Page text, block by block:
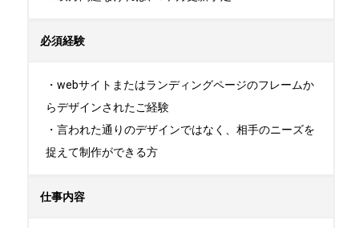
必須経験
・webサイトまたはランディングページのフレームか
らデザインされたご経験
・言われた通りのデザインではなく、相手のニーズを
捉えて制作ができる方
仕事内容